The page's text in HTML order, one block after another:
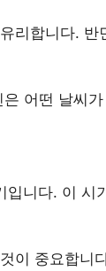
리합니다. 반
어떤 날씨
입니다. 이 시
이 중요합니